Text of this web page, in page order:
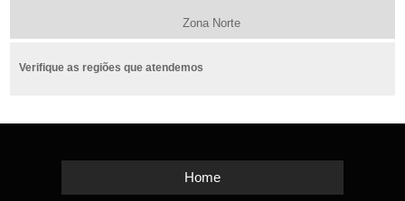
Zona Norte
Verifique as regiões que atendemos
Home